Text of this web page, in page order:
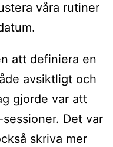
våra rutiner
att definiera en
avsiktligt och
gjorde var att
Det var
skriva mer